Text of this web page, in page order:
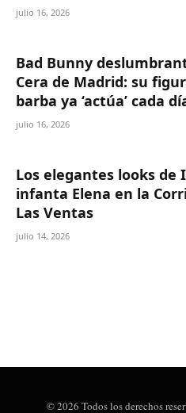
julio 16, 2026
Bad Bunny
Cera de Madrid: su
barba ya ‘actúa’ cada
julio 16, 2026
Los elegantes looks de
infanta Elena en la
Las Ventas
julio 14, 2026
© 2026 Todos los derechos